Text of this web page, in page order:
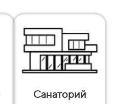
Санаторий